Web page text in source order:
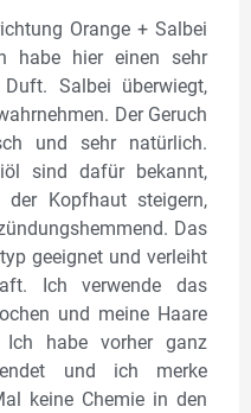
Orange + Salbei
habe hier einen sehr
Salbei überwiegt,
Der Geruch
und sehr natürlich.
sind dafür bekannt,
Kopfhaut steigern,
Das
geeignet und verleiht
Ich verwende das
und meine Haare
habe vorher ganz
und ich merke
keine Chemie in den